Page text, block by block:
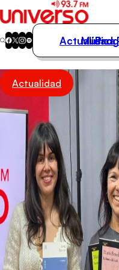
Actualidad
Música
Programas
Podcasts
Destacados
Actualidad
Música
Actualidad